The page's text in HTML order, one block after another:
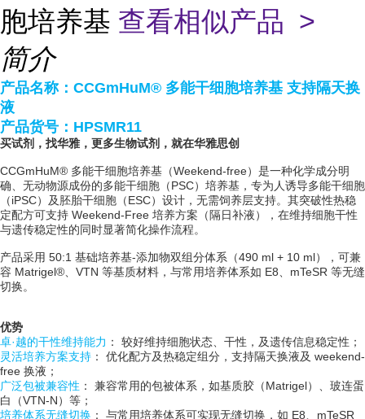
胞培养基 查看相似产品 >
简介
产品名称：CCGmHuM® 多能干细胞培养基 支持隔天换
液
产品货号：HPSMR11
买试剂，找华雅，更多生物试剂，就在华雅思创
CCGmHuM® 多能干细胞培养基（Weekend-free）是一种化学成分明
确、无动物源成份的多能干细胞（PSC）培养基，专为人诱导多能干细胞
（iPSC）及胚胎干细胞（ESC）设计，无需饲养层支持。其突破性热稳
定配方可支持 Weekend-Free 培养方案（隔日补液），在维持细胞干性
与遗传稳定性的同时显著简化操作流程。
产品采用 50:1 基础培养基-添加物双组分体系（490 ml + 10 ml），可兼
容 Matrigel®、VTN 等基质材料，与常用培养体系如 E8、mTeSR 等无缝
切换。
优势
卓·越的干性维持能力 ： 较好维持细胞状态、干性，及遗传信息稳定性；
灵活培养方案支持 ： 优化配方及热稳定组分，支持隔天换液及 weekend-
free 换液；
广泛包被兼容性 ： 兼容常用的包被体系，如基质胶（Matrigel）、玻连蛋
白（VTN-N）等；
培养体系无缝切换 ： 与常用培养体系可实现无缝切换，如 E8、mTeSR